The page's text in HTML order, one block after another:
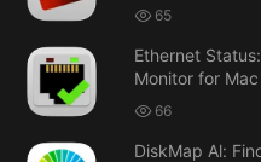
接！直接从苹果公司下载。
u8562248263583923 • 2026-07-
黑苹果已死
65
Ethernet
Monitor for Mac
太网状态：LAN
66
DiskMap Al: